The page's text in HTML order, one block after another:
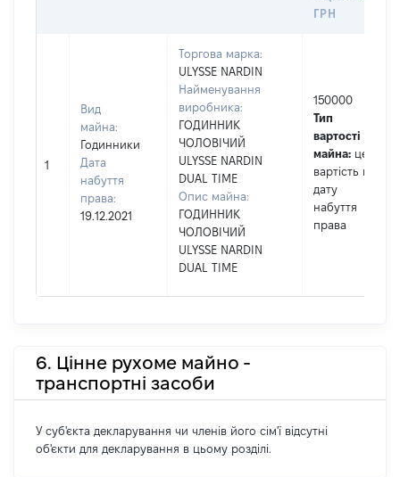
ГРН
1
Вид
майна:
Годинники
Дата
набуття
права:
19.12.2021
Торгова марка:
ULYSSE NARDIN
Найменування
виробника:
ГОДИННИК
ЧОЛОВІЧИЙ
ULYSSE NARDIN
DUAL TIME
Опис майна:
ГОДИННИК
ЧОЛОВІЧИЙ
ULYSSE NARDIN
DUAL TIME
150000
Тип
вартості
майна: це
вартість на
дату
набуття
права
6. Цінне рухоме майно -
транспортні засоби
У суб'єкта декларування чи членів його сім'ї відсутні
об'єкти для декларування в цьому розділі.